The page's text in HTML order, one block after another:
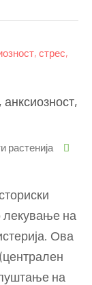
растенија
лекување на
Ова
на